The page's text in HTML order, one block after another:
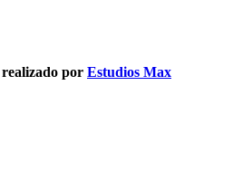
por Estudios Max